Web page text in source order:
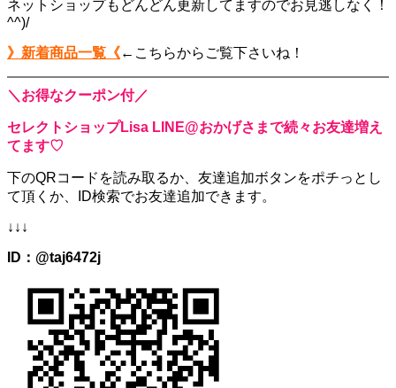
ネットショップもどんどん更新してますのでお見逃しなく！
^^)/
》新着商品一覧《←こちらからご覧下さいね！
＼お得なクーポン付／
セレクトショップLisa LINE@おかげさまで続々お友達増え
てます♡
下のQRコードを読み取るか、 友達追加ボタンをポチっとし
て頂くか、
ID検索でお友達追加できます。
↓↓↓
ID：@taj6472j